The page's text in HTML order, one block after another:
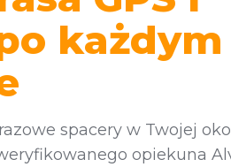
każdym
spacery w Twojej
opiekuna